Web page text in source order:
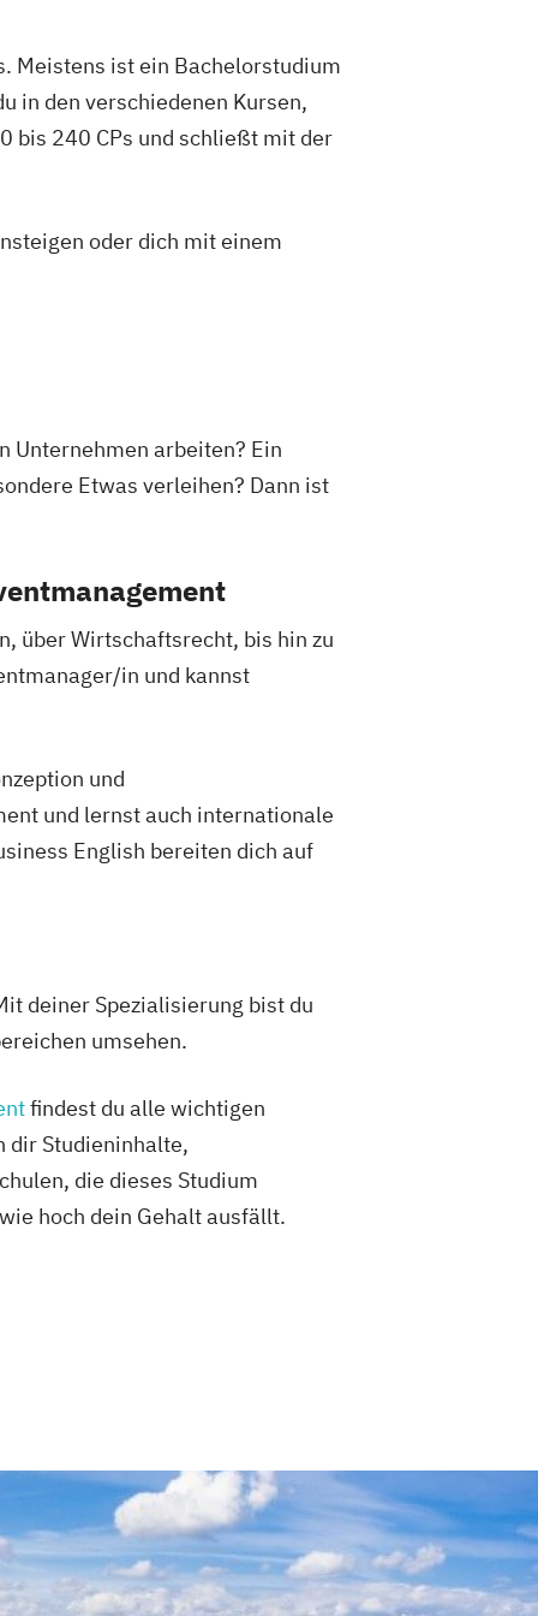
Meistens ist ein Bachelorstudium
in den verschiedenen Kursen,
bis 240 CPs und schließt mit der
oder dich mit einem
Unternehmen arbeiten? Ein
Etwas verleihen? Dann ist
über Wirtschaftsrecht, bis hin zu
in und kannst
und
und lernst auch internationale
English bereiten dich auf
deiner Spezialisierung bist du
umsehen.
findest du alle wichtigen
dir Studieninhalte,
die dieses Studium
hoch dein Gehalt ausfällt.